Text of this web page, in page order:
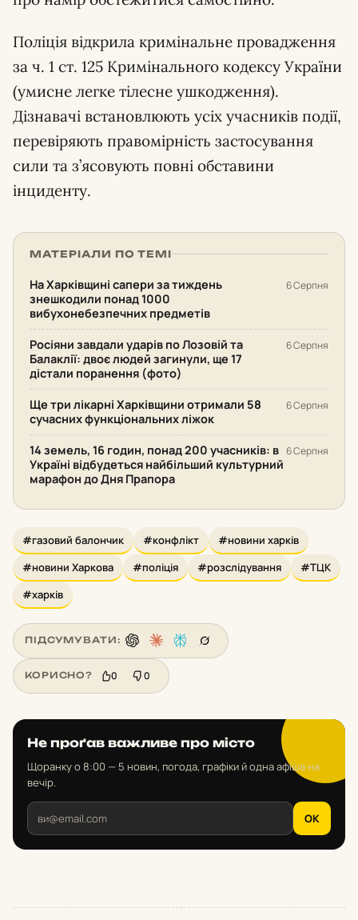
Поліція відкрила кримінальне провадження
за ч. 1 ст. 125 Кримінального кодексу України
(умисне легке тілесне ушкодження).
Дізнавачі встановлюють усіх учасників події,
перевіряють правомірність застосування
сили та з’ясовують повні обставини
інциденту.
МАТЕРІАЛИ ПО ТЕМІ
На Харківщині сапери за тиждень
знешкодили понад 1000
вибухонебезпечних предметів
6 Серпня
Росіяни завдали ударів по Лозовій та
Балаклії: двоє людей загинули, ще 17
дістали поранення (фото)
6 Серпня
Ще три лікарні Харківщини отримали 58
сучасних функціональних ліжок
6 Серпня
14 земель, 16 годин, понад 200 учасників: в
Україні відбудеться найбільший культурний
марафон до Дня Прапора
6 Серпня
#газовий балончик #конфлікт
#новини харків
#новини Харкова
#поліція #розслідування
#ТЦК
#харків
ПІДСУМУВАТИ:
КОРИСНО? 0 0
Не проґав важливе про місто
Щоранку о 8:00 — 5 новин, погода, графіки й одна афіша на
вечір.
OK